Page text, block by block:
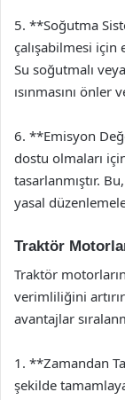
5. **Soğutma
çalışabilmesi için
Su soğutmalı
ısınmasını önler
6. **Emisyon
dostu olmaları
tasarlanmıştır.
yasal
Traktör
Traktör
verimliliğini
avantajlar
1. **Zamandan
şekilde